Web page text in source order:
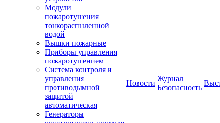
Модули
пожаротушения
тонкораспыленной
водой
Вышки пожарные
Приборы управления
пожаротушением
Система контроля и
управления
противодымной
защитой
автоматическая
Генераторы
Новости
Журнал
Безопасность